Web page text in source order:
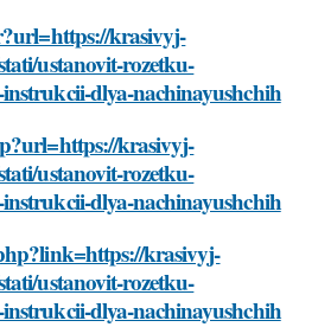
krasivyj-
ustanovit-rozetku-
instrukcii-dlya-nachinayushchih
krasivyj-
ustanovit-rozetku-
instrukcii-dlya-nachinayushchih
krasivyj-
ustanovit-rozetku-
instrukcii-dlya-nachinayushchih